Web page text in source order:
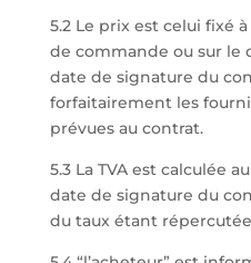
5.2 Le prix est celui fixé
de commande ou sur le
date de signature du
forfaitairement les
prévues au contrat.
5.3 La TVA est calculée
date de signature du
du taux étant répercutée